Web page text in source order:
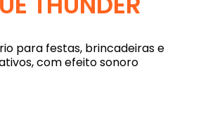
para festas, brincadeiras e
com efeito sonoro